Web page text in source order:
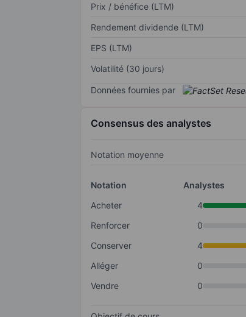
Prix / bénéfice (LTM)
Rendement dividende (LTM)
EPS (LTM)
Volatilité (30 jours)
Données fournies par
Consensus des analystes
Notation moyenne
Notation
Analystes
Acheter
4
Renforcer
0
Conserver
4
Alléger
0
Vendre
0